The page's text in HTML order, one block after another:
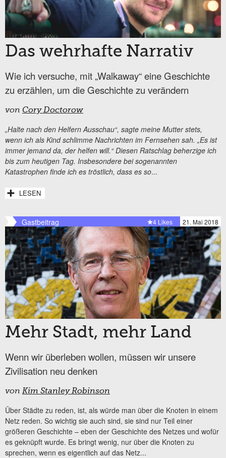
Das wehrhafte Narrativ
Wie ich versuche, mit „Walkaway“ eine Geschichte
zu erzählen, um die Geschichte zu verändern
von Cory Doctorow
„Halte nach den Helfern Ausschau“, sagte meine Mutter stets,
wenn ich als Kind schlimme Nachrichten im Fernsehen sah. „Es ist
immer jemand da, der helfen will.“ Diesen Ratschlag beherzige ich
bis zum heutigen Tag. Insbesondere bei sogenannten
Katastrophen finde ich es tröstlich, dass es so...
LESEN
Gastbeitrag 21. Mai 2018
4 Likes
Mehr Stadt, mehr Land
Wenn wir überleben wollen, müssen wir unsere
Zivilisation neu denken
von Kim Stanley Robinson
Über Städte zu reden, ist, als würde man über die Knoten in einem
Netz reden. So wichtig sie auch sind, sie sind nur Teil einer
größeren Geschichte – eben der Geschichte des Netzes und wofür
es geknüpft wurde. Es bringt wenig, nur über die Knoten zu
sprechen, wenn es eigentlich auf das Netz...